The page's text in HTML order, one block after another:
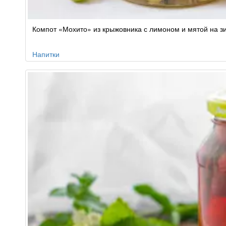
Компот «Мохито» из крыжовника с лимоном и мятой на
Напитки